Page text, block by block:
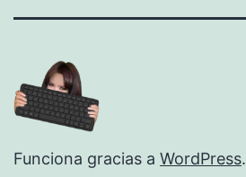
Funciona gracias a WordPress.